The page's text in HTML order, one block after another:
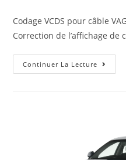
Codage VCDS pour câble
Correction de l’affichage de
Continuer La Lecture Codage
De